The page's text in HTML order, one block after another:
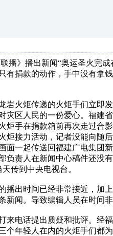
播》播出新闻“奥运圣火完
有捐款的动作，手中没有拿
岩火炬传递的火炬手们立即
灾区人民的一份爱心。福建
炬手在捐款箱前再次走过合
炬接力活动，记者没能向随
面一起传送回福建广电集团
负责人在新闻中心稿件还没
传到中央电视台。
播出时间已经非常接近，加
新闻。导致编辑人员在时
来电话提出质疑和批评。经
个年轻人在内的火炬手们都